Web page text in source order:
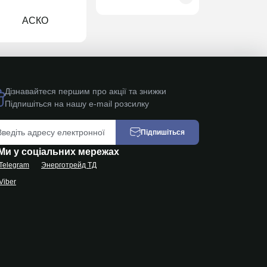
АСКО
у соціальних мережах
Энерготрейд ТД
Дізнавайтеся першим про акції та знижки
Підпишіться на нашу e-mail розсилку
Підпишіться